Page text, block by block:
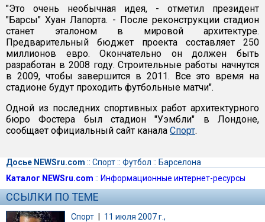
"Это очень необычная идея, - отметил президент
"Барсы" Хуан Лапорта. - После реконструкции стадион
станет эталоном в мировой архитектуре.
Предварительный бюджет проекта составляет 250
миллионов евро. Окончательно он должен быть
разработан в 2008 году. Строительные работы начнутся
в 2009, чтобы завершится в 2011. Все это время на
стадионе будут проходить футбольные матчи".
Одной из последних спортивных работ архитектурного
бюро Фостера был стадион "Уэмбли" в Лондоне,
сообщает официальный сайт канала Спорт.
Досье NEWSru.com :: Спорт:: Футбол :: Барселона
Каталог NEWSru.com :: Информационные интернет-ресурсы
ССЫЛКИ ПО ТЕМЕ
Спорт | 11 июля 2007 г.,